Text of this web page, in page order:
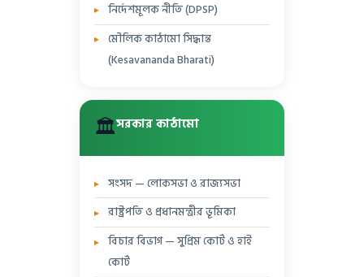
নির্দেশমূলক নীতি (DPSP)
মৌলিক কাঠামো সিদ্ধান্ত
(Kesavananda Bharati)
🏛️সরকার কাঠামো
সংসদ — লোকসভা ও রাজ্যসভা
রাষ্ট্রপতি ও প্রধানমন্ত্রীর ভূমিকা
বিচার বিভাগ — সুপ্রিম কোর্ট ও হাই
কোর্ট